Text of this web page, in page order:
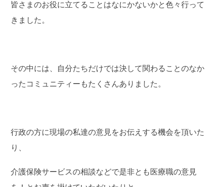
皆さまのお役に立てることはなにかないかと色々行って
きました。
その中には、自分たちだけでは決して関わることのなか
ったコミュニティーもたくさんありました。
行政の方に現場の私達の意見をお伝えする機会を頂いた
り、
介護保険サービスの相談などで是非とも医療職の意見